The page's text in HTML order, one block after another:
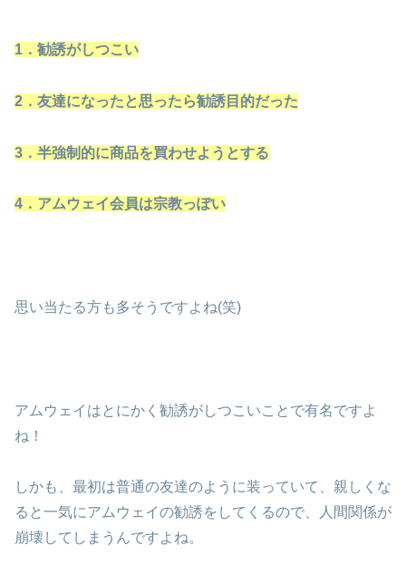
1．勧誘がしつこい
2．友達になったと思ったら勧誘目的だった
3．半強制的に商品を買わせようとする
4．アムウェイ会員は宗教っぽい
思い当たる方も多そうですよね(笑)
アムウェイはとにかく勧誘がしつこいことで有名ですよ
ね！
しかも、最初は普通の友達のように装っていて、親しくな
ると一気にアムウェイの勧誘をしてくるので、人間関係が
崩壊してしまうんですよね。